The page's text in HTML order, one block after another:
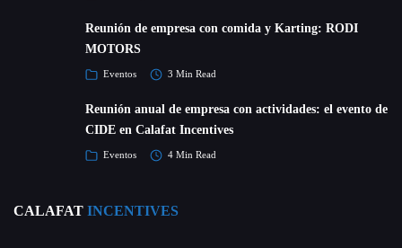
Reunión de empresa con comida y Karting: RODI
MOTORS
Eventos 3 Min Read
Reunión anual de empresa con actividades: el evento de
CIDE en Calafat Incentives
Eventos 4 Min Read
CALAFAT INCENTIVES